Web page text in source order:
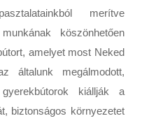
merítve
köszönhetően
amelyet most Neked
általunk megálmodott,
kiállják a
biztonságos környezetet